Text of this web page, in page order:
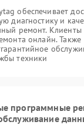
обеспечивает
диагностику и
ремонт. Клиенты
онлайн. Также
техники
программные